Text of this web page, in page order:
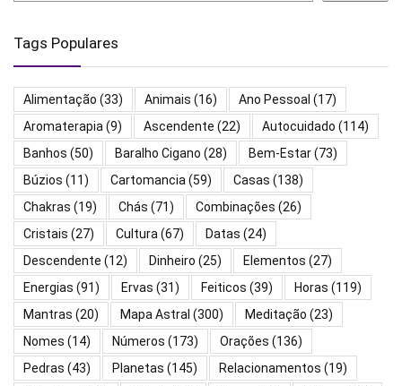
Tags Populares
Alimentação (33) Animais (16) Ano Pessoal (17)
Aromaterapia(9) Ascendente (22) Autocuidado (114)
Banhos (50) Baralho Cigano (28) Bem-Estar(73)
Búzios (11) Cartomancia(59) Casas (138)
Chakras (19) Chás (71) Combinações (26)
Cristais (27) Cultura(67) Datas (24)
Descendente (12) Dinheiro (25) Elementos (27)
Energias (91) Ervas (31) Feiticos (39) Horas (119)
Mantras (20) Mapa Astral (300) Meditação (23)
Nomes (14) Números (173) Orações (136)
Pedras (43) Planetas (145) Relacionamentos (19)